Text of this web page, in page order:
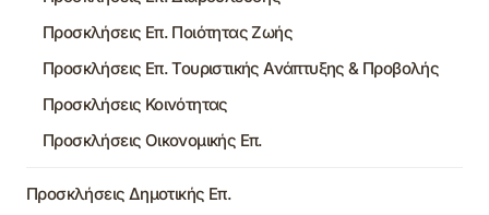
Προσκλήσεις Επ. Ποιότητας Ζωής
Προσκλήσεις Επ. Τουριστικής Ανάπτυξης & Προβολής
Προσκλήσεις Κοινότητας
Προσκλήσεις Οικονομικής Επ.
Προσκλήσεις Δημοτικής Επ.